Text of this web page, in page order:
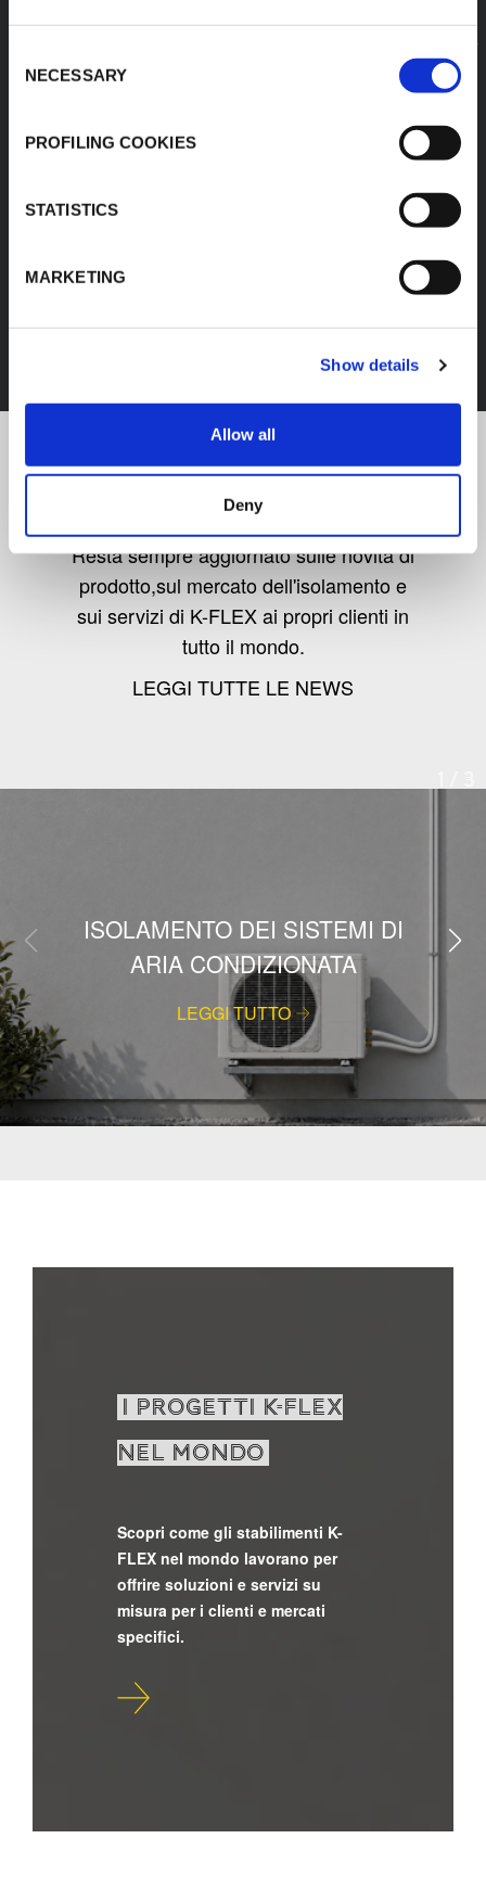
Selection
NECESSARY
PROFILING COOKIES
STATISTICS
MARKETING
Show details
Allow all
Deny
SCOPRI TUTTI I PRODOTTI
K-Flex news
Resta sempre aggiornato sulle novità di
prodotto,sul mercato dell'isolamento e
sui servizi di K-FLEX ai propri clienti in
tutto il mondo.
LEGGI TUTTE LE NEWS
ISOLAMENTO DEI SISTEMI DI
ARIA CONDIZIONATA
LEGGI TUTTO
I PROGETTI K-FLEX
NEL MONDO
Scopri come gli stabilimenti K-
FLEX nel mondo lavorano per
offrire soluzioni e servizi su
misura per i clienti e mercati
specifici.